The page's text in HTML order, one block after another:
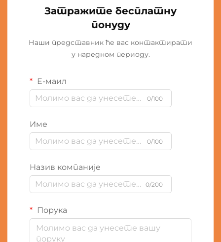
Затражите бесплатну
понуду
Наши представник ће вас контактирати
у наредном периоду.
Е-маил
0/100
Име
0/100
Назив компаније
0/200
Порука